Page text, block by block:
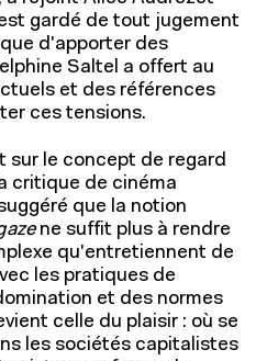
académique
et marketing
gardé de tout jugement
d'apporter des
Saltel a offert au
et des références
ces tensions.
sur le concept de regard
critique de cinéma
que la notion
ne suffit plus à rendre
qu'entretiennent de
les pratiques de
et des normes
celle du plaisir : où se
les sociétés capitalistes